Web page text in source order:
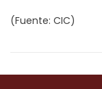
(Fuente: CIC)